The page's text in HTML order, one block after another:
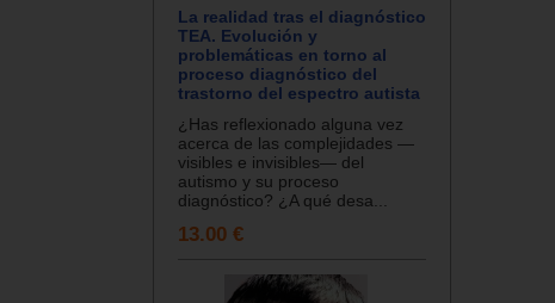
La realidad tras el diagnóstico
TEA. Evolución y
problemáticas en torno al
proceso diagnóstico del
trastorno del espectro autista
¿Has reflexionado alguna vez
acerca de las complejidades —
visibles e invisibles— del
autismo y su proceso
diagnóstico? ¿A qué desa...
13.00 €